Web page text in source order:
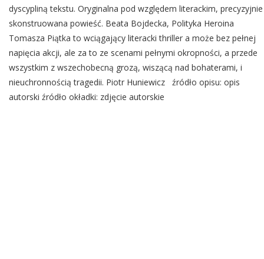
dyscypliną tekstu. Oryginalna pod względem literackim, precyzyjnie
skonstruowana powieść. Beata Bojdecka, Polityka Heroina
Tomasza Piątka to wciągający literacki thriller a może bez pełnej
napięcia akcji, ale za to ze scenami pełnymi okropności, a przede
wszystkim z wszechobecną grozą, wiszącą nad bohaterami, i
nieuchronnością tragedii. Piotr Huniewicz źródło opisu: opis
autorski źródło okładki: zdjęcie autorskie